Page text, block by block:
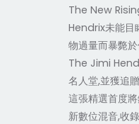
The New
Hendrix未能目
物過量而暴斃
The Jimi
名人堂,並獲追
這張精選首度
新數位混音,收